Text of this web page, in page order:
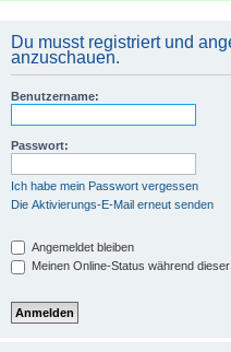
Du musst registriert und
anzuschauen.
Benutzername:
Passwort:
Ich habe mein Passwort vergessen
Die Aktivierungs-E-Mail erneut senden
Angemeldet bleiben
Meinen Online-Status während